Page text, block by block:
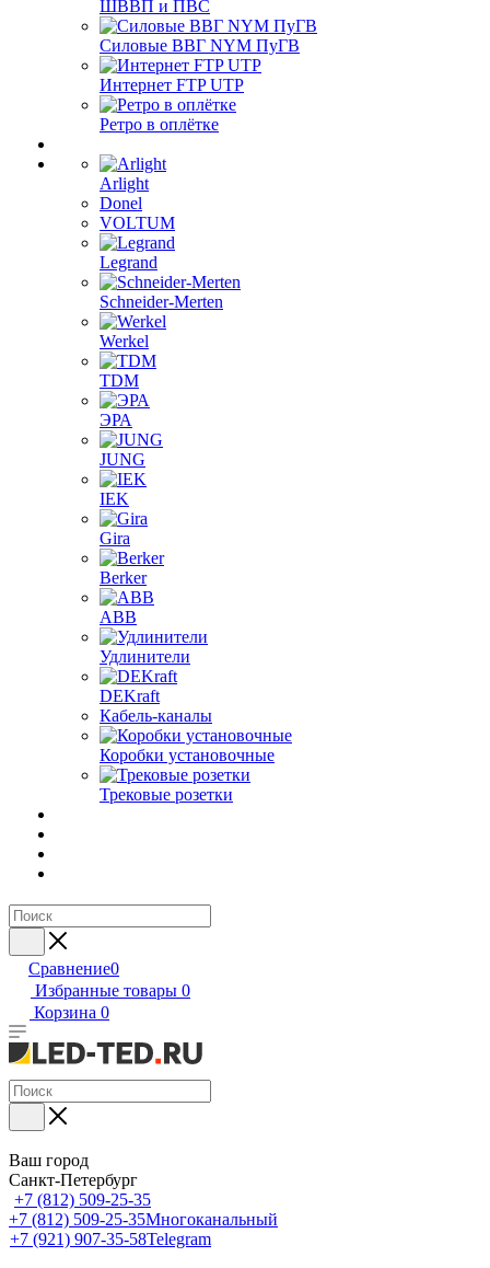
ШВВП и ПВС
Силовые ВВГ NYM ПуГВ
Интернет FTP UTP
Ретро в оплётке
Arlight
Donel
VOLTUM
Legrand
Schneider-Merten
Werkel
TDM
ЭРА
JUNG
IEK
Gira
Berker
ABB
Удлинители
DEKraft
Кабель-каналы
Коробки установочные
Трековые розетки
Сравнение0
Избранные товары 0
Корзина 0
Ваш город
Санкт-Петербург
+7 (812) 509-25-35
+7 (812) 509-25-35Многоканальный
+7 (921) 907-35-58Telegram